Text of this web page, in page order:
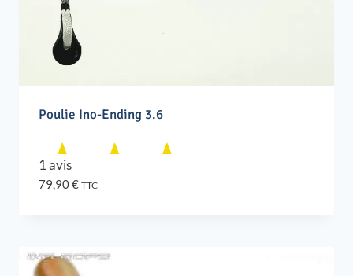
Poulie Ino-Ending 3.6
1 avis
79,90€ TTC